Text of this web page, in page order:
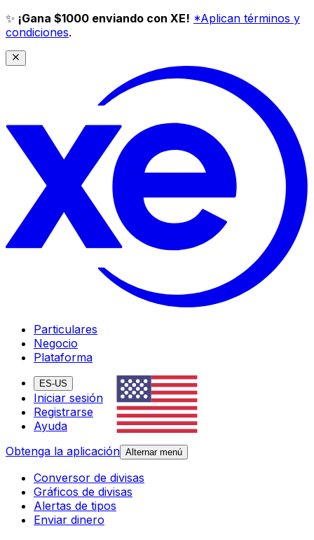
✨ ¡Gana $1000 enviando con XE! *Aplican términos y
condiciones.
Particulares
Negocio
Plataforma
ES-US
Iniciar sesión
Registrarse
Ayuda
Obtenga la aplicación Alternar menú
Conversor de divisas
Gráficos de divisas
Alertas de tipos
Enviar dinero